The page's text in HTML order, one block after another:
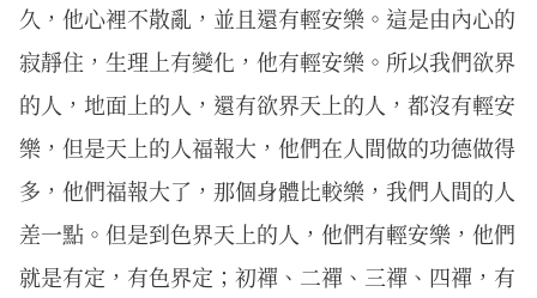
久，他心裡不散亂，並且還有輕安樂。這是由內心的
寂靜住，生理上有變化，他有輕安樂。所以我們欲界
的人，地面上的人，還有欲界天上的人，都沒有輕安
樂，但是天上的人福報大，他們在人間做的功德做得
多，他們福報大了，那個身體比較樂，我們人間的人
差一點。但是到色界天上的人，他們有輕安樂，他們
就是有定，有色界定；初禪、二禪、三禪、四禪，有